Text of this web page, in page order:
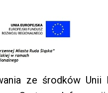
ze środków Unii